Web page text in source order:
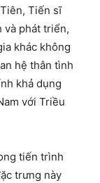
Tiến sĩ
và phát triển,
khác không
hệ thân tình
khả dụng
với Triều
tiến trình
trưng này